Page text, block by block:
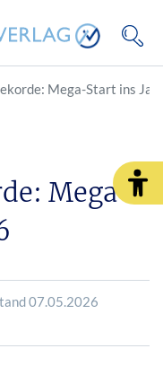
Mega-Start ins
Mega-
07.05.2026